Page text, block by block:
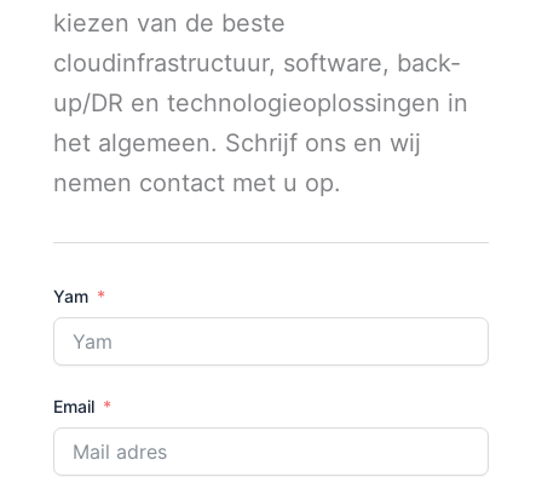
kiezen van de beste
cloudinfrastructuur, software, back-
up/DR en technologieoplossingen in
het algemeen. Schrijf ons en wij
nemen contact met u op.
Yam
Email